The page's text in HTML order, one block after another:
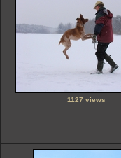
1127 views